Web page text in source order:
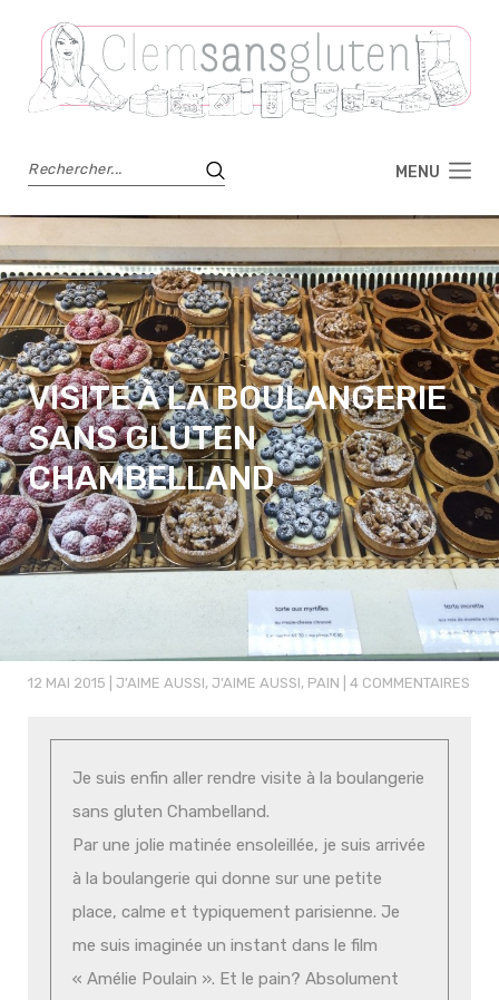
MENU
VISITE À LA BOULANGERIE
SANS GLUTEN
CHAMBELLAND
12 MAI 2015 J'AIME AUSSI, J'AIME AUSSI, PAIN 4 COMMENTAIRES
Je suis enfin aller rendre visite à la boulangerie
sans gluten Chambelland.
Par une jolie matinée ensoleillée, je suis arrivée
à la boulangerie qui donne sur une petite
place, calme et typiquement parisienne. Je
me suis imaginée un instant dans le film
« Amélie Poulain ». Et le pain? Absolument